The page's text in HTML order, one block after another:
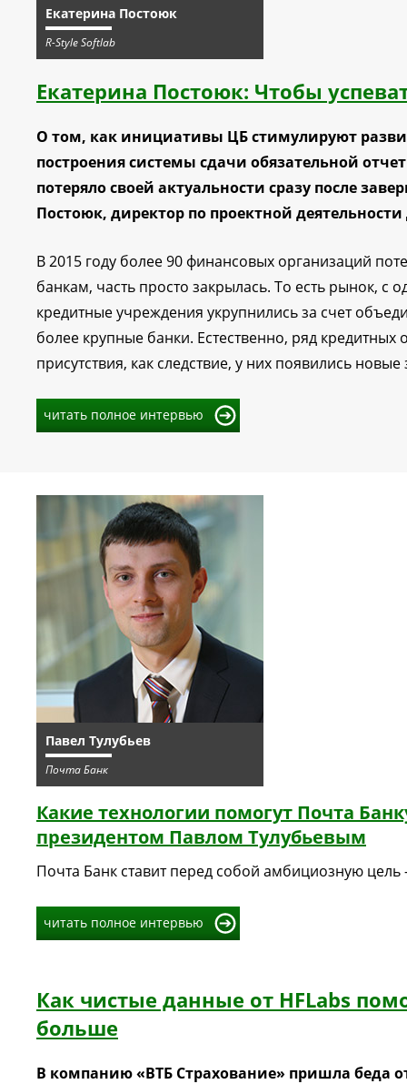
Екатерина Постоюк
R-Style Softlab
Екатерина Постоюк: Чтобы
О том, как инициативы ЦБ стимулируют
построения системы сдачи обязательной
потеряло своей актуальности сразу после
Постоюк, директор по проектной
В 2015 году более 90 финансовых организаций
банкам, часть просто закрылась. То есть рынок, с
кредитные учреждения укрупнились за счет
более крупные банки. Естественно, ряд
присутствия, как следствие, у них появились новые
читать полное интервью
Павел Тулубьев
Почта Банк
Какие технологии помогут Почта
президентом Павлом Тулубьевым
Почта Банк ставит перед собой амбициозную
читать полное интервью
Как чистые данные от HFLabs
больше
В компанию «ВТБ Страхование» пришла беда